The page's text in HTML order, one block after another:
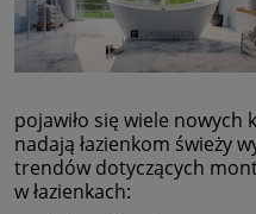
pojawiło się wiele
nadają łazienkom świeży
trendów dotyczących
w łazienkach: